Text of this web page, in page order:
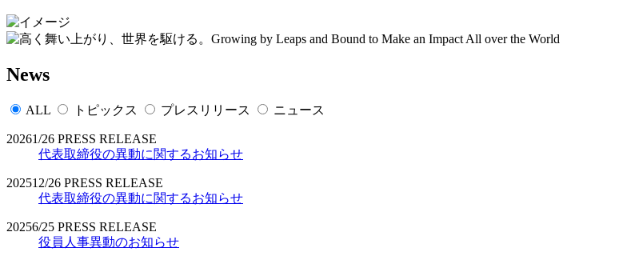
News
ALL トピックス プレスリリース ニュース
20261/26 PRESS RELEASE
代表取締役の異動に関するお知らせ
202512/26 PRESS RELEASE
代表取締役の異動に関するお知らせ
20256/25 PRESS RELEASE
役員人事異動のお知らせ